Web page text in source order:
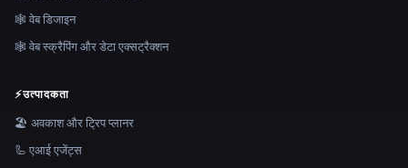
🕸 वेब डिजाइन
🕸️ वेब स्क्रैपिंग और डेटा एक्सट्रैक्शन
⚡उत्पादकता
🏖 अवकाश और ट्रिप प्लानर
🦾 एआई एजेंट्स